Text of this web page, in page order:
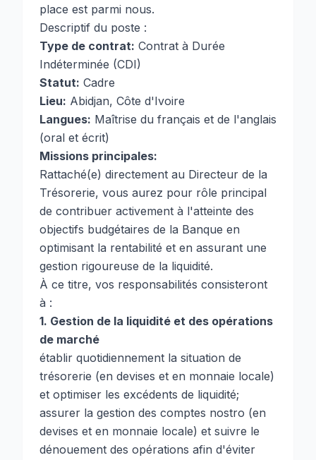
place est parmi nous.
Descriptif du poste :
Type de contrat: Contrat à Durée
Indéterminée (CDI)
Statut: Cadre
Lieu: Abidjan, Côte d'Ivoire
Langues: Maîtrise du français et de l'anglais
(oral et écrit)
Missions principales:
Rattaché(e) directement au Directeur de la
Trésorerie, vous aurez pour rôle principal
de contribuer activement à l'atteinte des
objectifs budgétaires de la Banque en
optimisant la rentabilité et en assurant une
gestion rigoureuse de la liquidité.
À ce titre, vos responsabilités consisteront
à :
1. Gestion de la liquidité et des opérations
de marché
établir quotidiennement la situation de
trésorerie (en devises et en monnaie locale)
et optimiser les excédents de liquidité;
assurer la gestion des comptes nostro (en
devises et en monnaie locale) et suivre le
dénouement des opérations afin d'éviter